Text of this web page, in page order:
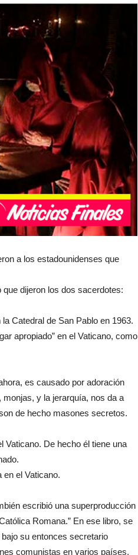
a los estadounidenses que
dijeron los dos sacerdotes:
Catedral de San Pablo en 1963.
apropiado” en el Vaticano, como
es causado por adoración
y la jerarquía, nos da a
de hecho masones secretos.
Vaticano. De hecho él tiene una
el Vaticano.
escribió una superproducción
Romana.” En ese libro, se
su entonces secretario
comunistas en varios países,